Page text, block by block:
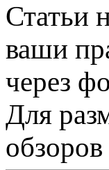
Статьи
ваши
через
Для